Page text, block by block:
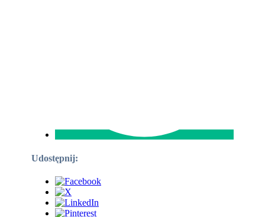
Udostępnij: